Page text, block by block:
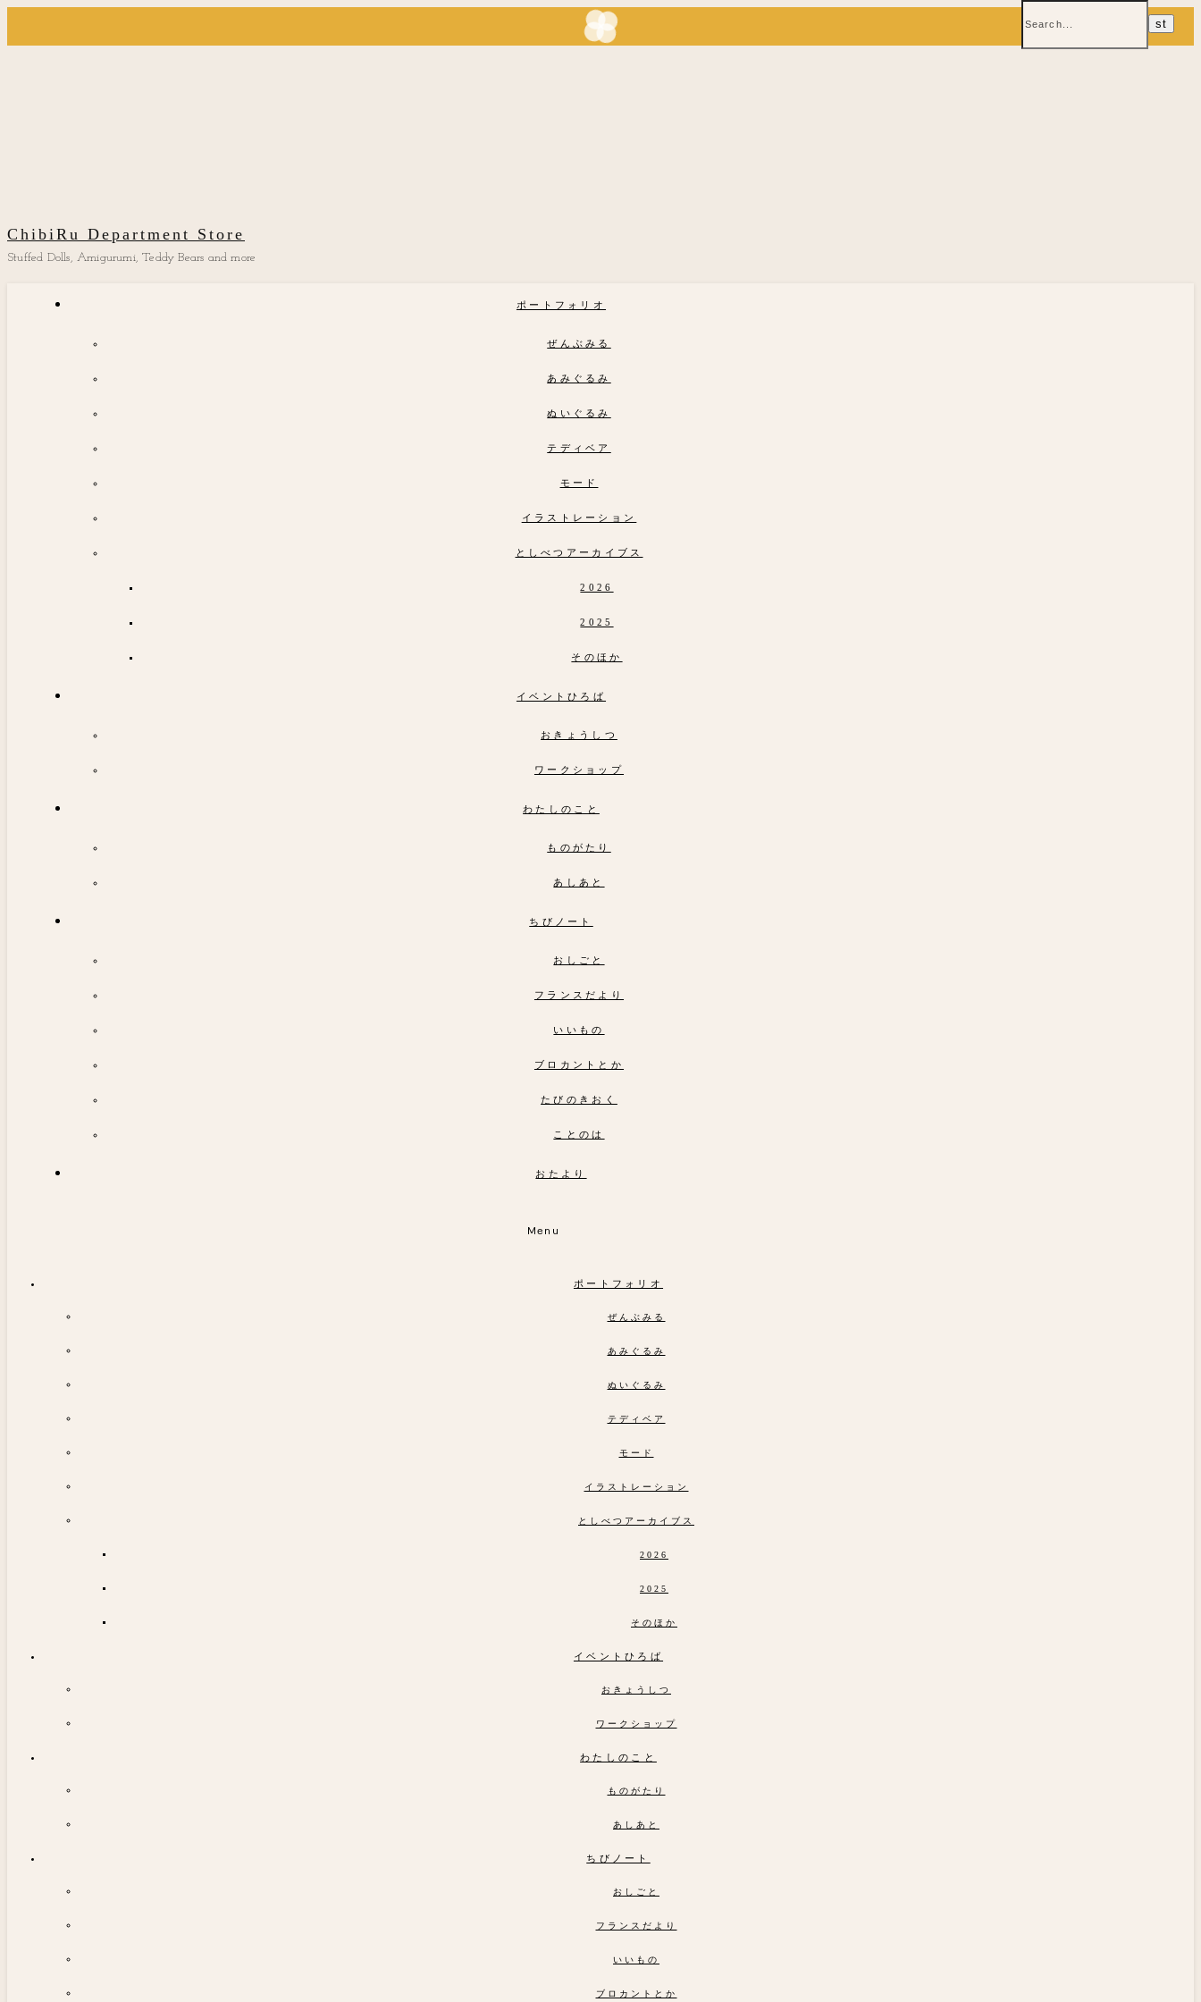
ChibiRu Department Store
Stuffed Dolls, Amigurumi, Teddy Bears and more
ポートフォリオ
ぜんぶみる
あみぐるみ
ぬいぐるみ
テディベア
モード
イラストレーション
としべつアーカイブス
2026
2025
そのほか
イベントひろば
おきょうしつ
ワークショップ
わたしのこと
ものがたり
あしあと
ちびノート
おしごと
フランスだより
いいもの
ブロカントとか
たびのきおく
ことのは
おたより
Menu
ポートフォリオ
ぜんぶみる
あみぐるみ
ぬいぐるみ
テディベア
モード
イラストレーション
としべつアーカイブス
2026
2025
そのほか
イベントひろば
おきょうしつ
ワークショップ
わたしのこと
ものがたり
あしあと
ちびノート
おしごと
フランスだより
いいもの
ブロカントとか